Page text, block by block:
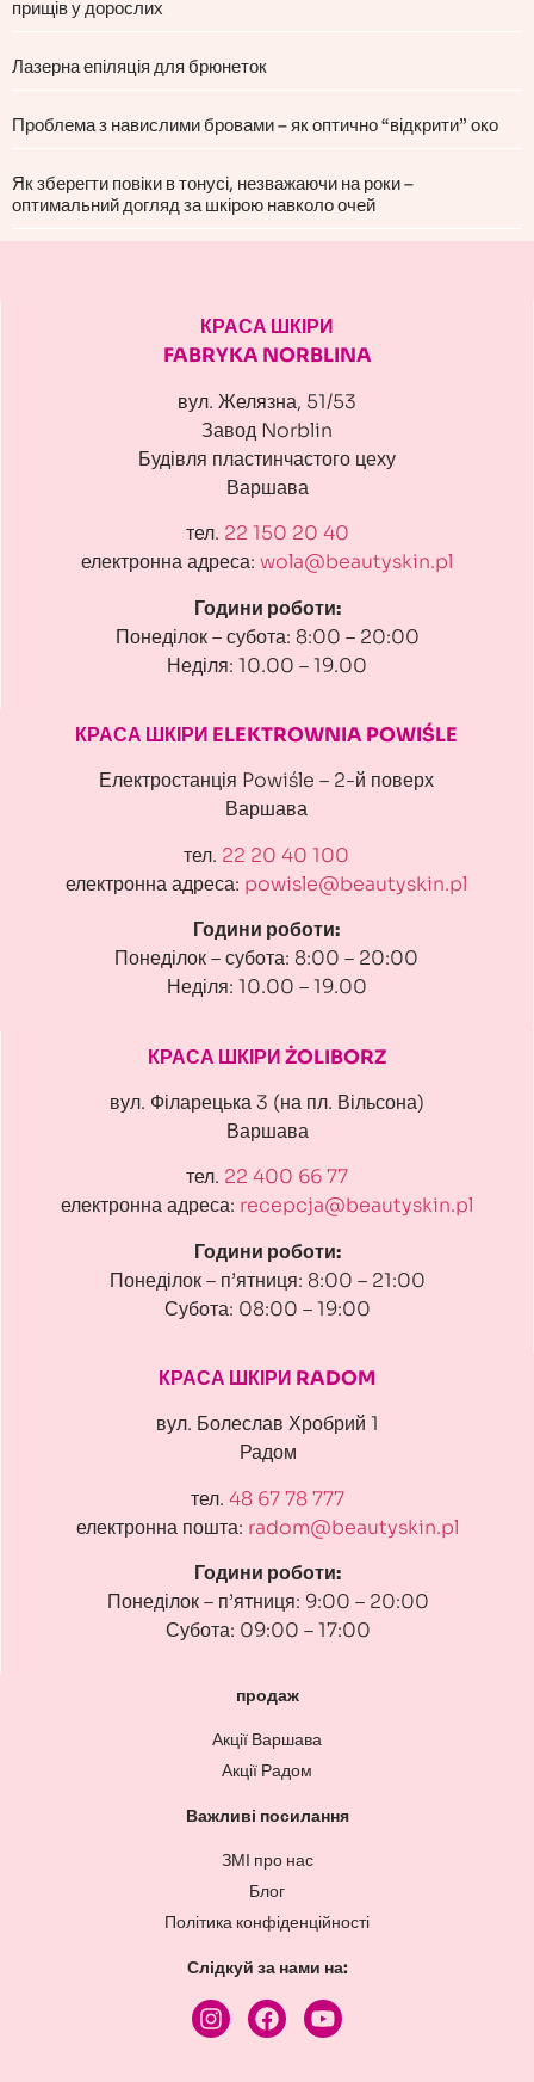
прищів у дорослих
Лазерна епіляція для брюнеток
Проблема з навислими бровами – як оптично “відкрити” око
Як зберегти повіки в тонусі, незважаючи на роки –
оптимальний догляд за шкірою навколо очей
КРАСА ШКІРИ
FABRYKA NORBLINA
вул. Желязна, 51/53
Завод Norblin
Будівля пластинчастого цеху
Варшава
тел. 22 150 20 40
електронна адреса: wola@beautyskin.pl
Години роботи:
Понеділок – субота: 8:00 – 20:00
Неділя: 10.00 – 19.00
КРАСА ШКІРИ ELEKTROWNIA POWIŚLE
Електростанція Powiśle – 2-й поверх
Варшава
тел. 22 20 40 100
електронна адреса: powisle@beautyskin.pl
Години роботи:
Понеділок – субота: 8:00 – 20:00
Неділя: 10.00 – 19.00
КРАСА ШКІРИ ŻOLIBORZ
вул. Філарецька 3 (на пл. Вільсона)
Варшава
тел. 22 400 66 77
електронна адреса: recepcja@beautyskin.pl
Години роботи:
Понеділок – п’ятниця: 8:00 – 21:00
Субота: 08:00 – 19:00
КРАСА ШКІРИ RADOM
вул. Болеслав Хробрий 1
Радом
тел. 48 67 78 777
електронна пошта: radom@beautyskin.pl
Години роботи:
Понеділок – п’ятниця: 9:00 – 20:00
Субота: 09:00 – 17:00
продаж
Акції Варшава
Акції Радом
Важливі посилання
ЗМІ про нас
Блог
Політика конфіденційності
Слідкуй за нами на: